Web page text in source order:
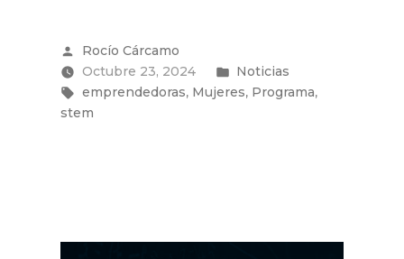
Programa
“Valparaíso
STEMPOWER:
Publicado
por
Rocío Cárcamo
Octubre 23, 2024
Publicado
en
Noticias
Etiquetas:
emprendedoras, Mujeres, Programa,
stem